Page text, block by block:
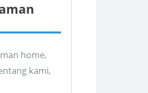
home,
kami,